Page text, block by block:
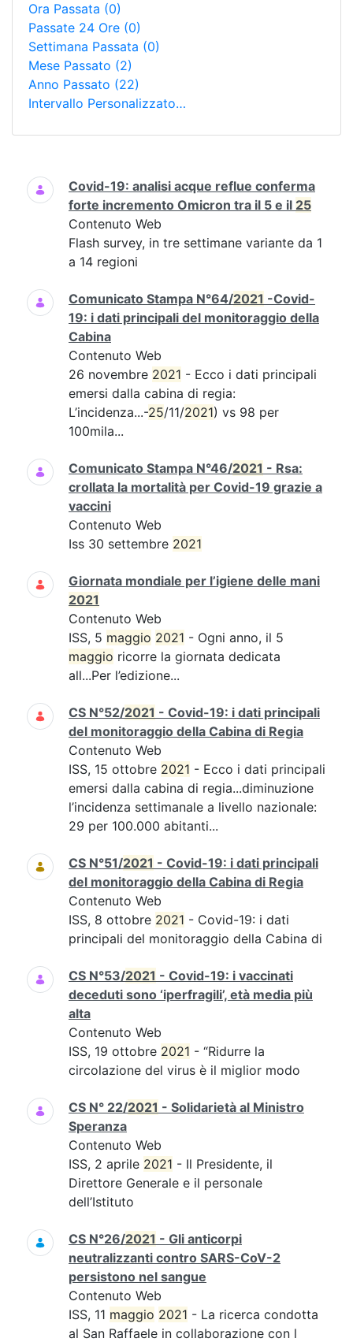
Ora Passata (0)
Passate 24 Ore (0)
Settimana Passata (0)
Mese Passato (2)
Anno Passato (22)
Intervallo Personalizzato…
Ricerca
Covid-19: analisi acque reflue conferma
forte incremento Omicron tra il 5 e il 25
Contenuto Web
Flash survey, in tre settimane variante da 1
a 14 regioni
Comunicato Stampa N°64/2021 -Covid-
19: i dati principali del monitoraggio della
Cabina
Contenuto Web
26 novembre 2021 - Ecco i dati principali
emersi dalla cabina di regia:
L’incidenza...-25/11/2021) vs 98 per
100mila...
Comunicato Stampa N°46/2021 - Rsa:
crollata la mortalità per Covid-19 grazie a
vaccini
Contenuto Web
Iss 30 settembre 2021
Giornata mondiale per l’igiene delle mani
2021
Contenuto Web
ISS, 5 maggio 2021 - Ogni anno, il 5
maggio ricorre la giornata dedicata
all...Per l’edizione...
CS N°52/2021 - Covid-19: i dati principali
del monitoraggio della Cabina di Regia
Contenuto Web
ISS, 15 ottobre 2021 - Ecco i dati principali
emersi dalla cabina di regia...diminuzione
l’incidenza settimanale a livello nazionale:
29 per 100.000 abitanti...
CS N°51/2021 - Covid-19: i dati principali
del monitoraggio della Cabina di Regia
Contenuto Web
ISS, 8 ottobre 2021 - Covid-19: i dati
principali del monitoraggio della Cabina di
CS N°53/2021 - Covid-19: i vaccinati
deceduti sono ‘iperfragili’, età media più
alta
Contenuto Web
ISS, 19 ottobre 2021 - “Ridurre la
circolazione del virus è il miglior modo
CS N° 22/2021 - Solidarietà al Ministro
Speranza
Contenuto Web
ISS, 2 aprile 2021 - Il Presidente, il
Direttore Generale e il personale
dell’Istituto
CS N°26/2021 - Gli anticorpi
neutralizzanti contro SARS-CoV-2
persistono nel sangue
Contenuto Web
ISS, 11 maggio 2021 - La ricerca condotta
al San Raffaele in collaborazione con l